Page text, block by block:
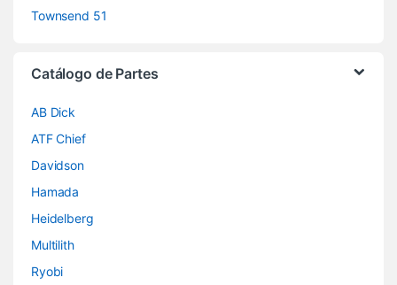
Townsend 51
Catálogo de Partes
AB Dick
ATF Chief
Davidson
Hamada
Heidelberg
Multilith
Ryobi